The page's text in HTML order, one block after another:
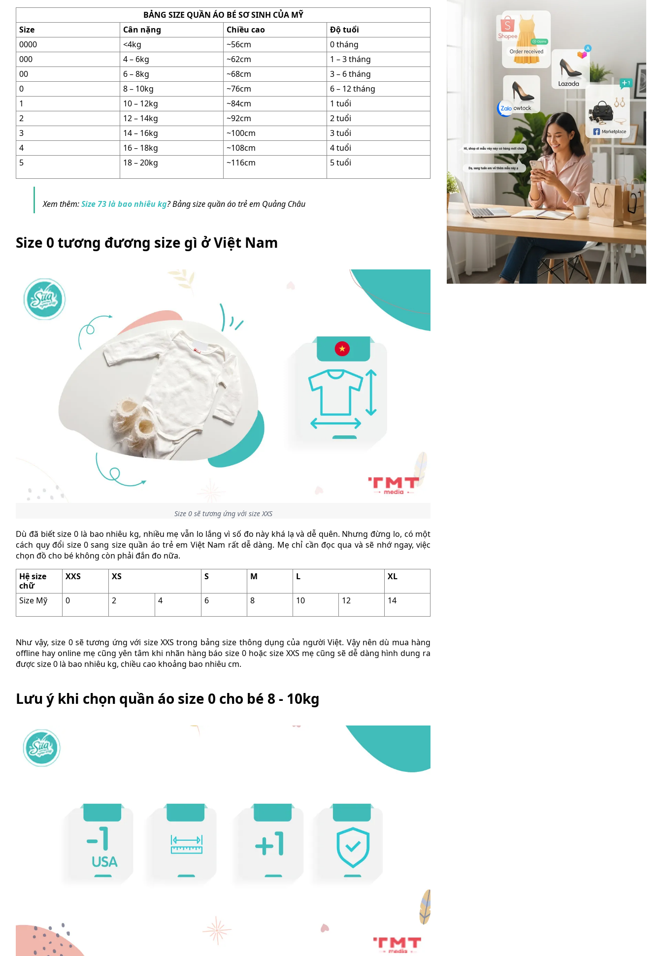
BẢNG SIZE QUẦN ÁO BÉ SƠ SINH CỦA MỸ
Size
Cân nặng Chiều cao
Độ tuổi
0000
<4kg ~56cm
0 tháng
000
4 – 6kg ~62cm
1 – 3 tháng
00
6 – 8kg ~68cm
3 – 6 tháng
0
8 – 10kg ~76cm
6 – 12 tháng
1
10 – 12kg ~84cm
1 tuổi
2
12 – 14kg ~92cm
2 tuổi
3
14 – 16kg ~100cm
3 tuổi
4
16 – 18kg ~108cm
4 tuổi
5
18 – 20kg ~116cm 5 tuổi
Xem thêm:Size 73 là bao nhiêu kg? Bảng size quần áo trẻ em Quảng Châu
Size 0 tương đương size gì ở Việt Nam
Size 0 sẽ tương ứng với size XXS
Dù đã biết size 0 là bao nhiêu kg, nhiều mẹ vẫn lo lắng vì số đo này khá lạ và dễ quên. Nhưng đừng lo, có một
cách quy đổi size 0 sang size quần áo trẻ em Việt Nam rất dễ dàng. Mẹ chỉ cần đọc qua và sẽ nhớ ngay, việc
chọn đồ cho bé không còn phải đắn đo nữa.
Hệ size
chữ
XXS XS S M L XL
Size Mỹ 0 2 4 6 8 10 12 14
Như vậy, size 0 sẽ tương ứng với size XXS trong bảng size thông dụng của người Việt. Vậy nên dù mua hàng
offline hay online mẹ cũng yên tâm khi nhãn hàng báo size 0 hoặc size XXS mẹ cũng sẽ dễ dàng hình dung ra
được size 0 là bao nhiêu kg, chiều cao khoảng bao nhiêu cm.
Lưu ý khi chọn quần áo size 0 cho bé 8 - 10kg